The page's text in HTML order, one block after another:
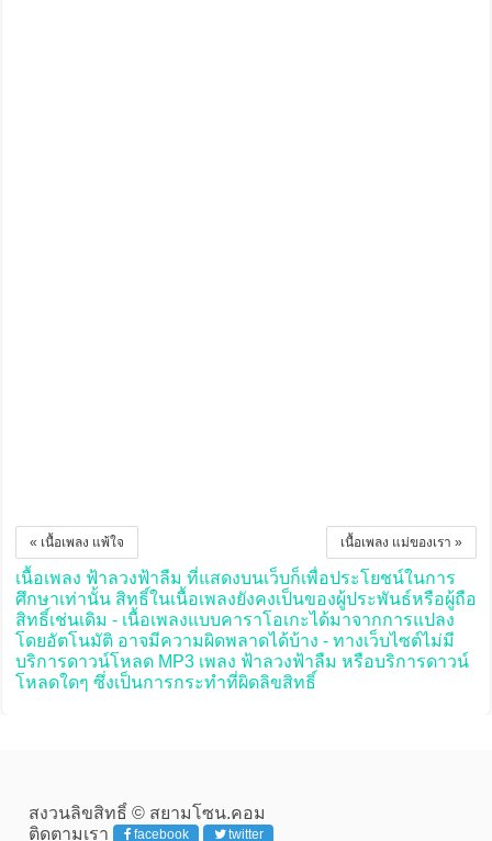
เนื้อเพลง แม่ของเรา »
« เนื้อเพลง แพ้ใจ
เนื้อเพลง ฟ้าลวงฟ้าลืม ที่แสดงบนเว็บก็เพื่อประโยชน์ในการ
ศึกษาเท่านั้น สิทธิ์ในเนื้อเพลงยังคงเป็นของผู้ประพันธ์หรือผู้ถือ
สิทธิ์เช่นเดิม - เนื้อเพลงแบบคาราโอเกะได้มาจากการแปลง
โดยอัตโนมัติ อาจมีความผิดพลาดได้บ้าง - ทางเว็บไซต์ไม่มี
บริการดาวน์โหลด MP3 เพลง ฟ้าลวงฟ้าลืม หรือบริการดาวน์
โหลดใดๆ ซึ่งเป็นการกระทำที่ผิดลิขสิทธิ์
สงวนลิขสิทธิ์ © สยามโซน.คอม
ติดตามเรา
facebook twitter